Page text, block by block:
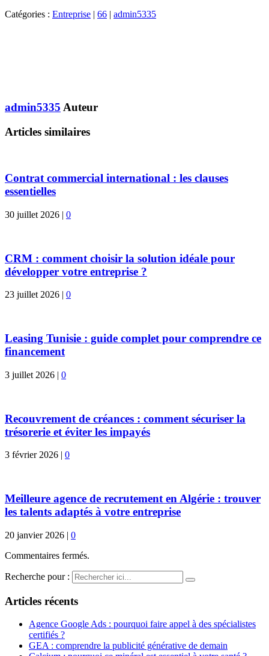
Catégories : Entreprise | 66 | admin5335
admin5335 Auteur
Articles similaires
Contrat commercial international : les clauses
essentielles
30 juillet 2026 | 0
CRM : comment choisir la solution idéale pour
développer votre entreprise ?
23 juillet 2026 0
Leasing Tunisie : guide complet pour comprendre ce
financement
3 juillet 2026 | 0
Recouvrement de créances : comment sécuriser la
trésorerie et éviter les impayés
3 février 2026 | 0
Meilleure agence de recrutement en Algérie : trouver
les talents adaptés à votre entreprise
20 janvier 2026 | 0
Commentaires fermés.
Recherche pour :
Articles récents
Agence Google Ads : pourquoi faire appel à des spécialistes
certifiés ?
GEA : comprendre la publicité générative de demain